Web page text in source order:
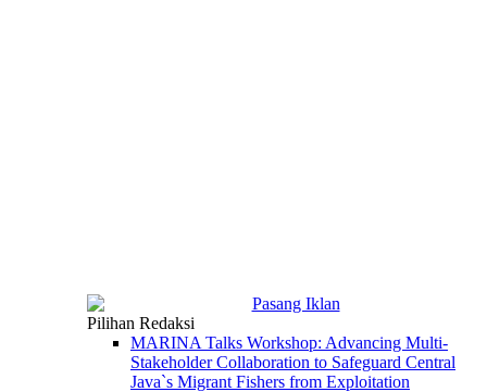
Pilihan Redaksi
MARINA Talks Workshop: Advancing Multi-
Stakeholder Collaboration to Safeguard Central
Java`s Migrant Fishers from Exploitation